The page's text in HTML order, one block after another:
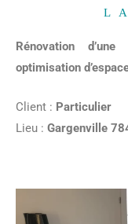
Rénovation
optimisation
Client : Particulier
Lieu : Gargenville